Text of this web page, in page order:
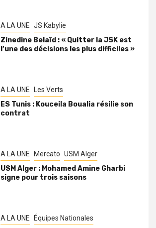
A LA UNE JS Kabylie
Zinedine Belaïd : « Quitter la JSK est
l’une des décisions les plus difficiles »
A LA UNE Les Verts
ES Tunis : Kouceila Boualia résilie son
contrat
A LA UNE Mercato USM Alger
USM Alger : Mohamed Amine Gharbi
signe pour trois saisons
A LA UNE Équipes Nationales